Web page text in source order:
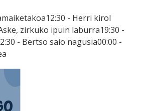
- Herri kirol
zirkuko ipuin laburra19:30 -
- Bertso saio nagusia00:00 -